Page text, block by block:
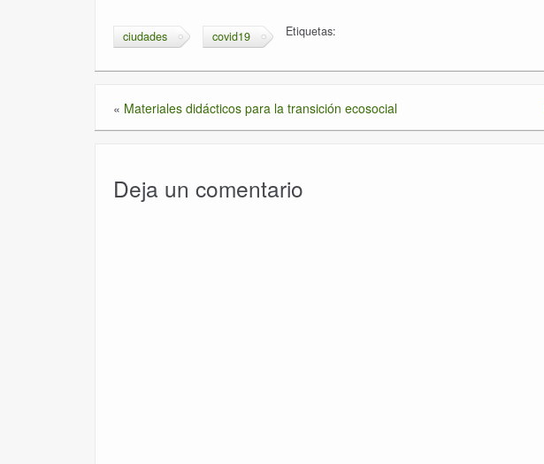
Etiquetas:
ciudades covid19
« Materiales didácticos para la transición ecosocial
Deja un comentario